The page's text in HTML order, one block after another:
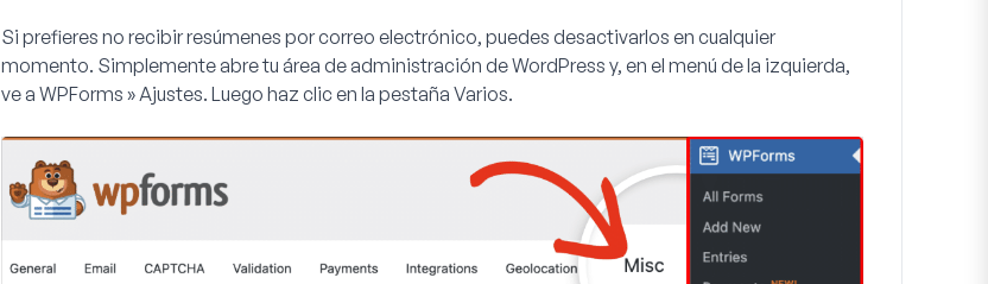
Si prefieres no recibir resúmenes por correo electrónico, puedes desactivarlos en cualquier
momento. Simplemente abre tu área de administración de WordPress y, en el menú de la izquierda,
ve a WPForms » Ajustes. Luego haz clic en la pestaña Varios.